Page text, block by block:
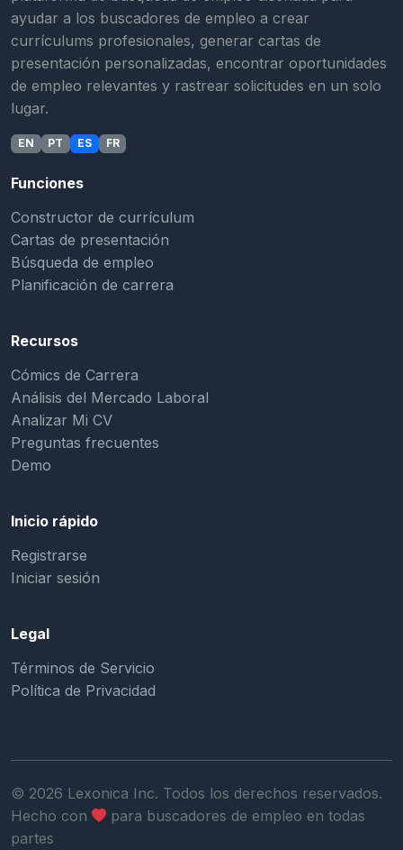
ayudar a los buscadores de empleo a crear
currículums profesionales, generar cartas de
presentación personalizadas, encontrar oportunidades
de empleo relevantes y rastrear solicitudes en un solo
lugar.
EN PT ES FR
Funciones
Constructor de currículum
Cartas de presentación
Búsqueda de empleo
Planificación de carrera
Recursos
Cómics de Carrera
Análisis del Mercado Laboral
Analizar Mi CV
Preguntas frecuentes
Demo
Inicio rápido
Registrarse
Iniciar sesión
Legal
Términos de Servicio
Política de Privacidad
© 2026 Lexonica Inc. Todos los derechos reservados.
Hecho con
para buscadores de empleo en todas
partes